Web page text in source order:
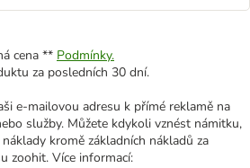
cena ** Podmínky.
za posledních 30 dní.
e-mailovou adresu k přímé reklamě na
služby. Můžete kdykoli vznést námitku,
kromě základních nákladů za
zoohit. Více informací: